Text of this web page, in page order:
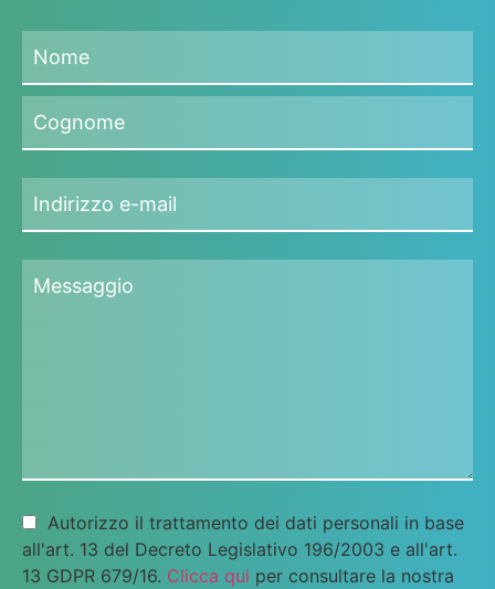
Autorizzo il trattamento dei dati personali in base
all'art. 13 del Decreto Legislativo 196/2003 e all'art.
13 GDPR 679/16. Clicca qui per consultare la nostra